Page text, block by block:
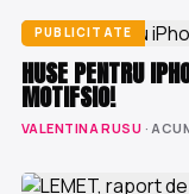
PUBLICITATE
HUSE PENTRU
MOTIFSIO!
VALENTINA RUSU ·